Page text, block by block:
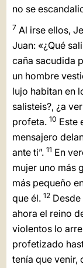
no se
7 Al irse ellos,
Juan: «¿Qué
caña sacudida
un hombre
lujo habitan en
salisteis?, ¿a
profeta. 10 Este
mensajero
ante ti”. 11 En
mujer uno más
más pequeño
que él. 12Desde
ahora el reino
violentos lo
profetizado
tenía que venir,